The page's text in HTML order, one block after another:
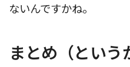
ないんですかね。
まとめ（という